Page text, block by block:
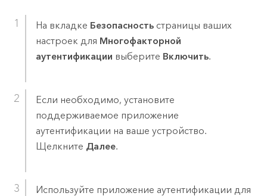
На вкладке Безопасностьстраницы ваших
настроек для Многофакторной
аутентификации выберите Включить.
Если необходимо, установите
поддерживаемое приложение
аутентификации на ваше устройство.
Щелкните Далее.
Используйте приложение аутентификации для